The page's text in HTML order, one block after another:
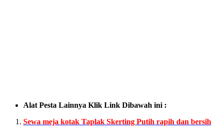
Alat Pesta Lainnya Klik Link Dibawah ini :
Sewa meja kotak Taplak Skerting Putih rapih dan bersih